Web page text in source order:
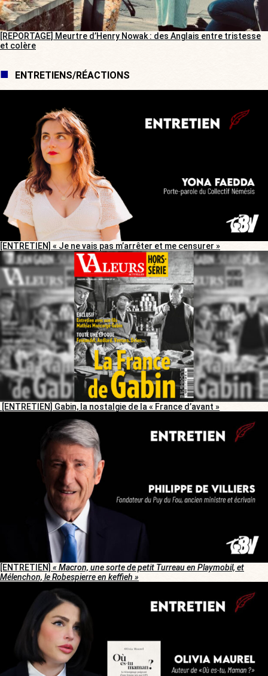
[REPORTAGE] Meurtre d’Henry Nowak : des Anglais entre tristesse
et colère
ENTRETIENS/RÉACTIONS
[ENTRETIEN] « Je ne vais pas m’arrêter et me censurer »
[ENTRETIEN] Gabin, la nostalgie de la « France d’avant »
[ENTRETIEN] « Macron, une sorte de petit Turreau en Playmobil, et
Mélenchon, le Robespierre en keffieh »